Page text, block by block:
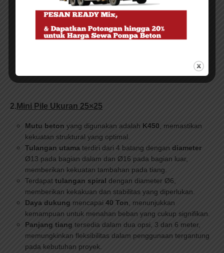
massa dari tiang dengan dimensi tersebut.
Mutu baja prategangmenggunakan Pc wire jis 3536
dengan kekuatan fu 15.500 kg/cm2 dan fy (0,2%) 13.500
kg/cm2, sementara mutu besi beton adalah BJTP 24
2.Mini Pile Ukuran 25×25
Mutu beton yang digunakan adalah K450, memastikan
kekuatan struktural yang optimal.
Tulangan utama terdiri dari 4 batang dengan diameter
Ø13 pada bagian dalam dan Ø16 pada bagian luar,
memberikan kekuatan tambahan pada tiang.
Terdapat tulangan spiral dengan diameter Ø6,
memberikan kekakuan dan stabilitas yang diperlukan.
Daya dukung mencapai 40 Ton, menunjukkan
kemampuan untuk menahan beban yang cukup signifikan.
Panjang tiang tersedia dalam dua opsi, 3 dan 6 meter,
memungkinkan fleksibilitas dalam penggunaan tergantung
pada kebutuhan proyek.